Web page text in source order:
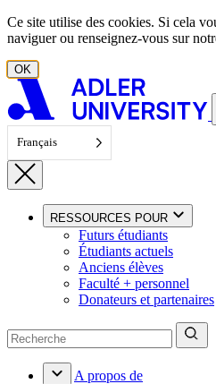
Aller au contenu
Ce site utilise des cookies. Si cela
naviguer ou renseignez-vous sur
OK
Français
RESSOURCES POUR
Futurs étudiants
Étudiants actuels
Anciens élèves
Faculté + personnel
Donateurs et partenaires
A propos de